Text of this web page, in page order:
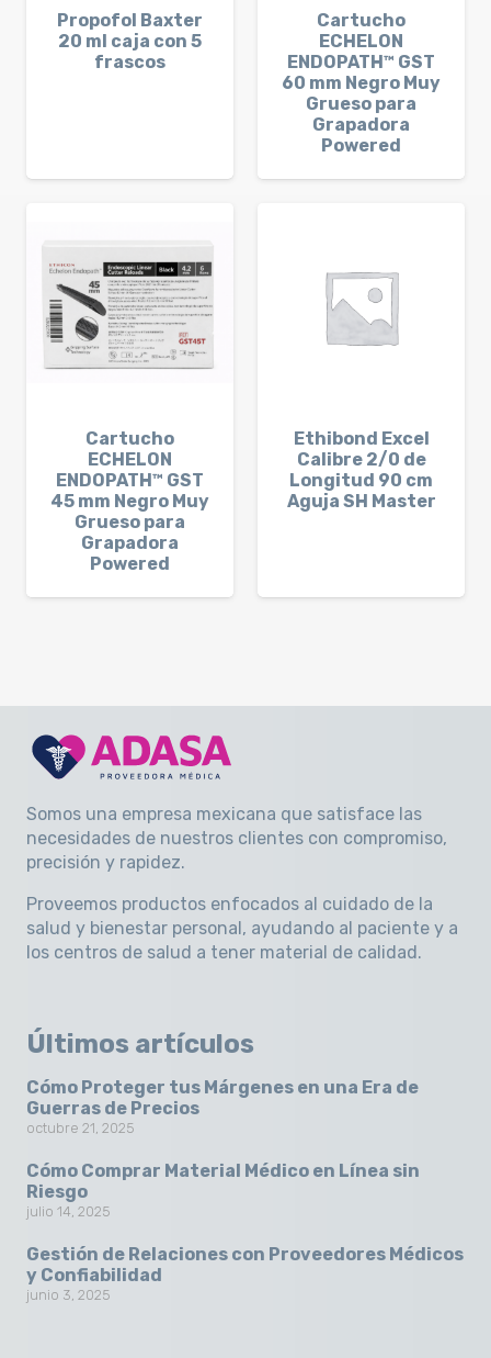
Propofol Baxter
20 ml caja con 5
frascos
Cartucho
ECHELON
ENDOPATH™ GST
60 mm Negro Muy
Grueso para
Grapadora
Powered
Cartucho
ECHELON
ENDOPATH™ GST
45 mm Negro Muy
Grueso para
Grapadora
Powered
Ethibond Excel
Calibre 2/0 de
Longitud 90 cm
Aguja SH Master
Somos una empresa mexicana que satisface las
necesidades de nuestros clientes con compromiso,
precisión y rapidez.
Proveemos productos enfocados al cuidado de la
salud y bienestar personal, ayudando al paciente y a
los centros de salud a tener material de calidad.
Últimos artículos
Cómo Proteger tus Márgenes en una Era de
Guerras de Precios
octubre 21, 2025
Cómo Comprar Material Médico en Línea sin
Riesgo
julio 14, 2025
Gestión de Relaciones con Proveedores Médicos
y Confiabilidad
junio 3, 2025